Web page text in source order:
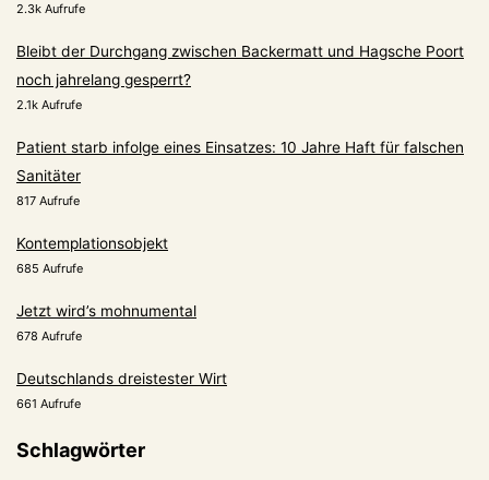
2.3k Aufrufe
Bleibt der Durchgang zwischen Backermatt und Hagsche Poort
noch jahrelang gesperrt?
2.1k Aufrufe
Patient starb infolge eines Einsatzes: 10 Jahre Haft für falschen
Sanitäter
817 Aufrufe
Kontemplationsobjekt
685 Aufrufe
Jetzt wird’s mohnumental
678 Aufrufe
Deutschlands dreistester Wirt
661 Aufrufe
Schlagwörter